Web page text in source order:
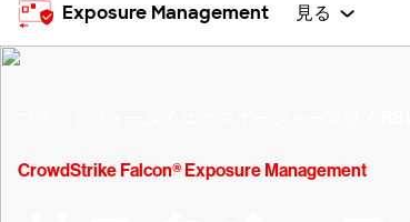
Exposure Management 見る
CrowdStrike Falcon® Exposure Management